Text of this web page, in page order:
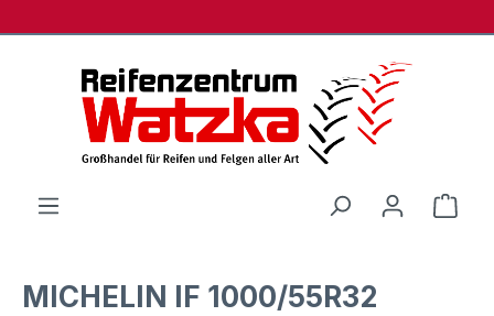
MICHELIN IF 1000/55R32